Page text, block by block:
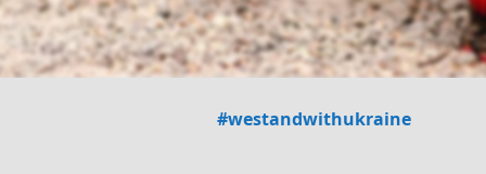
#westandwithukraine